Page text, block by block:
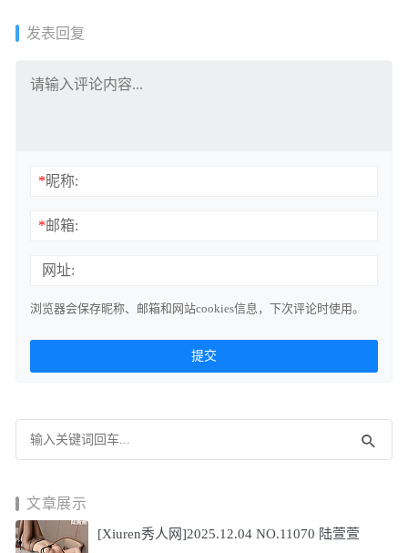
发表回复
*昵称:
*邮箱:
网址:
浏览器会保存昵称、邮箱和网站cookies信息，下次评论时使用。
文章展示
[Xiuren秀人网]2025.12.04 NO.11070 陆萱萱